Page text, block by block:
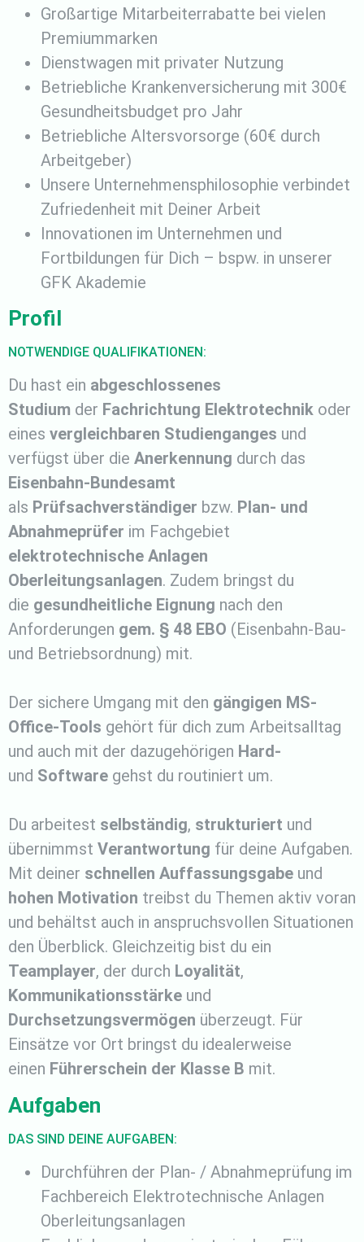
Großartige Mitarbeiterrabatte bei vielen
Premiummarken
Dienstwagen mit privater Nutzung
Betriebliche Krankenversicherung mit 300€
Gesundheitsbudget pro Jahr
Betriebliche Altersvorsorge (60€ durch
Arbeitgeber)
Unsere Unternehmensphilosophie verbindet
Zufriedenheit mit Deiner Arbeit
Innovationen im Unternehmen und
Fortbildungen für Dich – bspw. in unserer
GFK Akademie
Profil
NOTWENDIGE QUALIFIKATIONEN:
Du hast ein abgeschlossenes
Studium der Fachrichtung Elektrotechnik oder
eines vergleichbaren Studienganges und
verfügst über die Anerkennung durch das
Eisenbahn-Bundesamt
als Prüfsachverständiger bzw. Plan- und
Abnahmeprüfer im Fachgebiet
elektrotechnische Anlagen
Oberleitungsanlagen. Zudem bringst du
die gesundheitliche Eignung nach den
Anforderungen gem. § 48 EBO (Eisenbahn-Bau-
und Betriebsordnung) mit.
Der sichere Umgang mit den gängigen MS-
Office-Tools gehört für dich zum Arbeitsalltag
und auch mit der dazugehörigen Hard-
und Software gehst du routiniert um.
Du arbeitest selbständig, strukturiert und
übernimmst Verantwortung für deine Aufgaben.
Mit deiner schnellen Auffassungsgabe und
hohen Motivation treibst du Themen aktiv voran
und behältst auch in anspruchsvollen Situationen
den Überblick. Gleichzeitig bist du ein
Teamplayer, der durch Loyalität,
Kommunikationsstärke und
Durchsetzungsvermögen überzeugt. Für
Einsätze vor Ort bringst du idealerweise
einen Führerschein der Klasse B mit.
Aufgaben
DAS SIND DEINE AUFGABEN:
Durchführen der Plan- / Abnahmeprüfung im
Fachbereich Elektrotechnische Anlagen
Oberleitungsanlagen